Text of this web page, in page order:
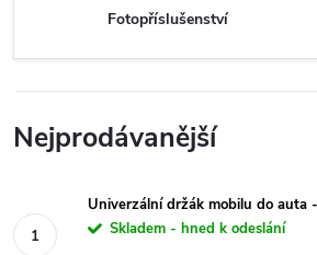
Fotopříslušenství
Nejprodávanější
Univerzální držák mobilu do auta
Skladem - hned k odeslání